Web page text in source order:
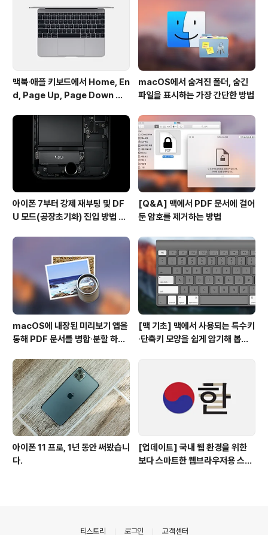
구나라는 생각이 들었고, 또 기존 패러렐즈 7과 8이 별로
다르지도 않은데 굳이 이렇게 버전업을 해야할까라는 생각
이 시연을 보면서 점차 옅어..
맥북∙애플 키보드에서 Home, En
d, Page Up, Page Down 키
macOS에서 숨겨진 폴더, 숨긴
파일을 표시하는 가장 간단한 방법
아이폰 7부터 강제 재부팅 및 DF
U 모드(공장초기화) 진입 방법 변
[Q&A] 맥에서 PDF 문서에 걸어
둔 암호를 제거하는 방법
macOS에 내장된 미리보기 앱을
통해 PDF 문서를 병합∙분할 하는
[맥 기초] 맥에서 사용되는 특수키
∙단축키 모양을 쉽게 암기해 봅시
아이폰 11 프로, 1년 동안 써봤습니
다.
[업데이트] 국내 웹 환경을 위한
보다 스마트한 웹브라우저용 스타
티스토리 로그인 고객센터